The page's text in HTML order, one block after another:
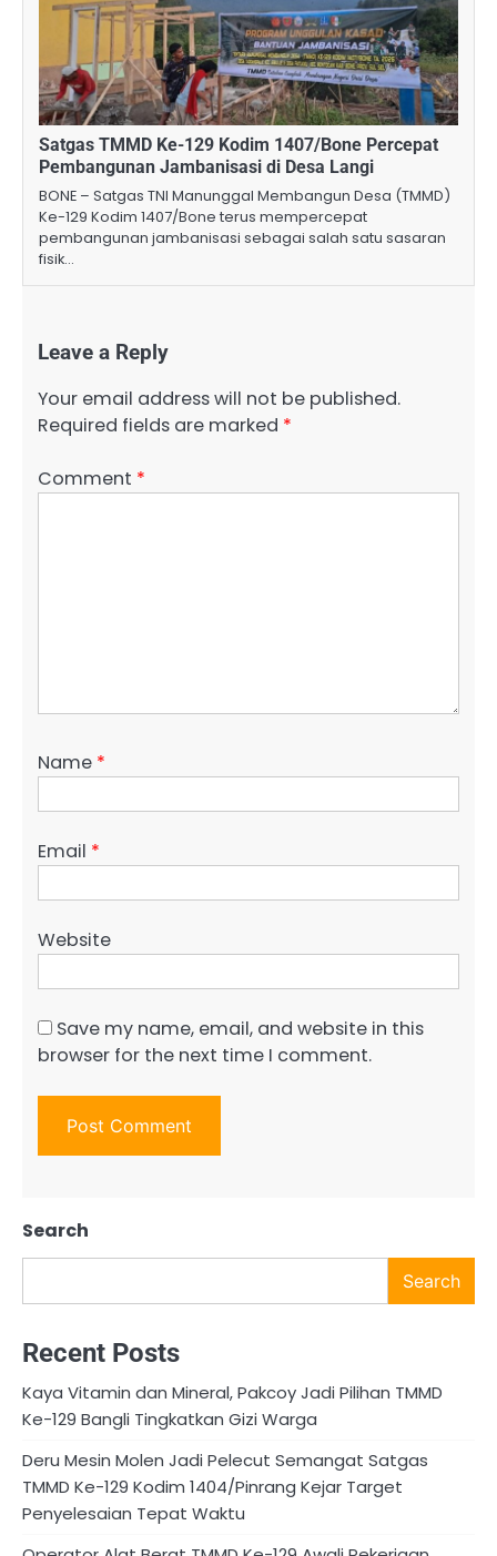
Satgas TMMD Ke-129 Kodim 1407/Bone Percepat
Pembangunan Jambanisasi di Desa Langi
BONE – Satgas TNI Manunggal Membangun Desa (TMMD)
Ke-129 Kodim 1407/Bone terus mempercepat
pembangunan jambanisasi sebagai salah satu sasaran
fisik…
Leave a Reply
Your email address will not be published.
Required fields are marked *
Comment *
Name *
Email *
Website
Save my name, email, and website in this
browser for the next time I comment.
Search
Search
Recent Posts
Kaya Vitamin dan Mineral, Pakcoy Jadi Pilihan TMMD
Ke-129 Bangli Tingkatkan Gizi Warga
Deru Mesin Molen Jadi Pelecut Semangat Satgas
TMMD Ke-129 Kodim 1404/Pinrang Kejar Target
Penyelesaian Tepat Waktu